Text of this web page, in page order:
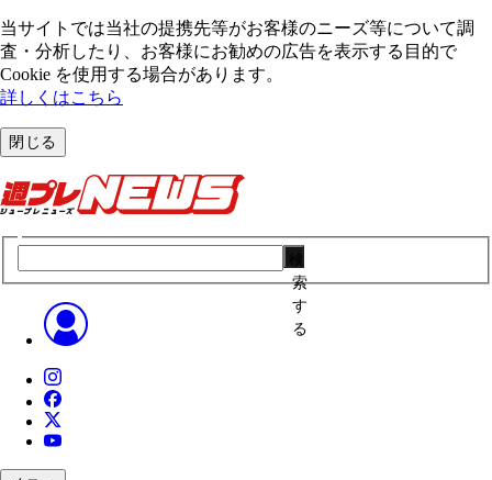
当サイトでは当社の提携先等がお客様のニーズ等について調
査・分析したり、お客様にお勧めの広告を表⽰する⽬的で
Cookie を使⽤する場合があります。
詳しくはこちら
閉じる
索
す
る